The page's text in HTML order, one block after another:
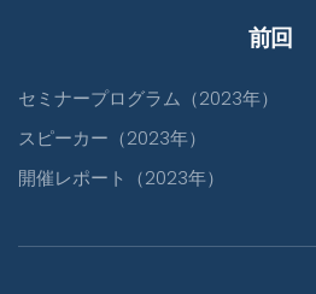
前回
セミナープログラム（2023年）
スピーカー（2023年）
開催レポート（2023年）